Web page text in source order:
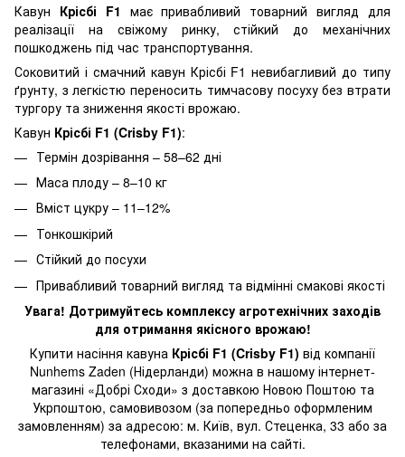
Кавун Крісбі F1 має привабливий товарний вигляд для
реалізації на свіжому ринку, стійкий до механічних
пошкоджень під час транспортування.
Соковитий і смачний кавун Крісбі F1 невибагливий до типу
ґрунту, з легкістю переносить тимчасову посуху без втрати
тургору та зниження якості врожаю.
Кавун Крісбі F1 (Crisby F1):
Термін дозрівання – 58–62 дні
Маса плоду – 8–10 кг
Вміст цукру – 11–12%
Тонкошкірий
Стійкий до посухи
Привабливий товарний вигляд та відмінні смакові якості
Увага! Дотримуйтесь комплексу агротехнічних заходів
для отримання якісного врожаю!
Купити насіння кавуна Крісбі F1 (Crisby F1) від компанії
Nunhems Zaden (Нідерланди) можна в нашому інтернет-
магазині «Добрі Сходи» з доставкою Новою Поштою та
Укрпоштою, самовивозом (за попередньо оформленим
замовленням) за адресою: м. Київ, вул. Стеценка, 33 або за
телефонами, вказаними на сайті.